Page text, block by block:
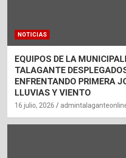
NOTICIAS
EQUIPOS DE LA
TALAGANTE
ENFRENTANDO PRIMERA
LLUVIAS Y VIENTO
16 julio, 2026